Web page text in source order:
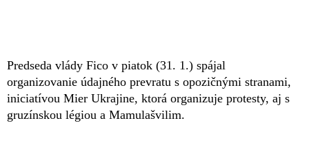
Predseda vlády Fico v piatok (31. 1.) spájal
organizovanie údajného prevratu s opozičnými stranami,
iniciatívou Mier Ukrajine, ktorá organizuje protesty, aj s
gruzínskou légiou a Mamulašvilim.